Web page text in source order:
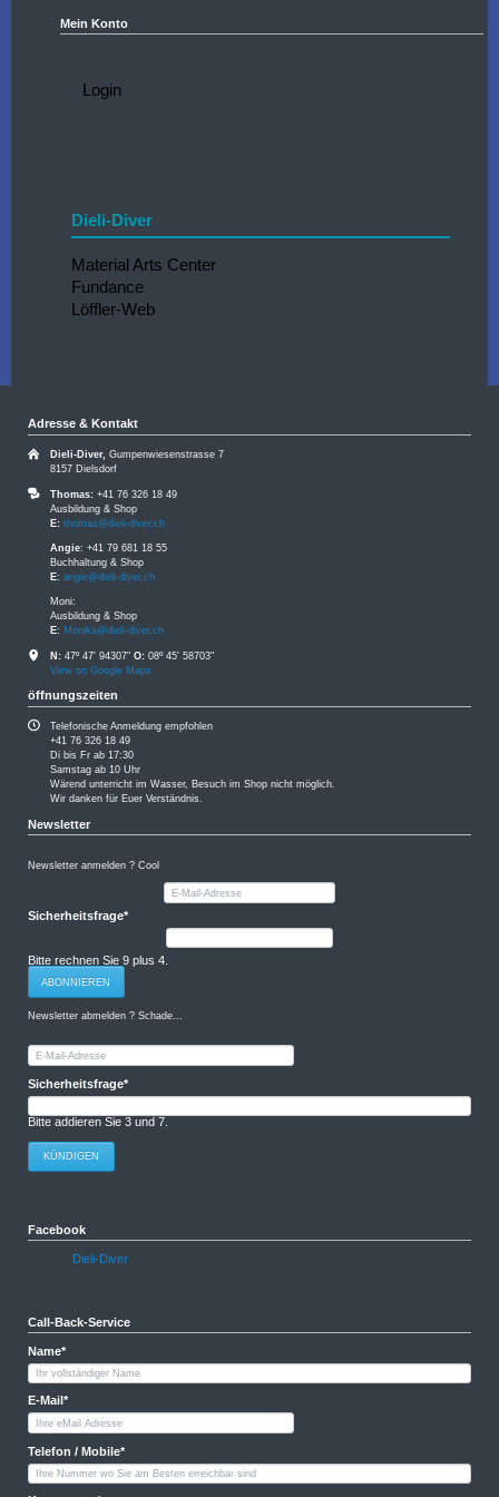
Mein Konto
überspringen
Login
Dieli-Diver
Navigation
überspringen
Material Arts Center
Fundance
Löffler-Web
Adresse & Kontakt
Dieli-Diver, Gumpenwiesenstrasse 7
8157 Dielsdorf
Thomas:+41 76 326 18 49
Ausbildung & Shop
E: thomas@dieli-diver.ch
Angie: +41 79 681 18 55
Buchhaltung & Shop
E: angie@dieli-diver.ch
Moni:
Ausbildung & Shop
E: Monika@dieli-diver.ch
N:47º 47' 94307" O:08º 45' 58703"
View on Google Maps
öffnungszeiten
Telefonische Anmeldung empfohlen
+41 76 326 18 49
Di bis Fr ab 17:30
Samstag ab 10 Uhr
Wärend unterricht im Wasser, Besuch im Shop nicht möglich.
Wir danken für Euer Verständnis.
Newsletter
Newsletter anmelden ? Cool
Adresse
Pflichtfeld
Sicherheitsfrage*
Bitte rechnen Sie 9 plus 4.
ABONNIEREN
Newsletter abmelden ? Schade...
E-
Mail-
Pflichtfeld
Sicherheitsfrage*
Bitte addieren Sie 3 und 7.
KÜNDIGEN
Facebook
Dieli-Diver
Call-Back-Service
Pflichtfeld
Name*
Pflichtfeld
E-Mail*
Pflichtfeld
Telefon / Mobile*